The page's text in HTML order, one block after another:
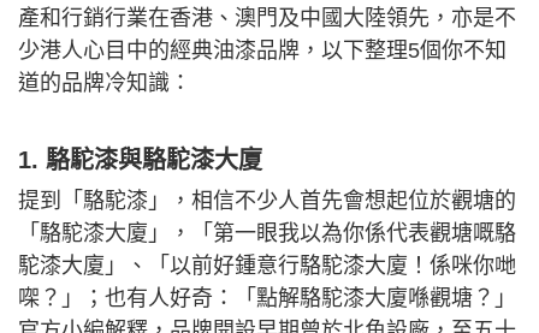
產和行銷行業在香港、澳門及中國大陸領先，亦是不
少港人心目中的經典油漆品牌，以下整理5個你不知
道的品牌冷知識：
1. 駱駝漆與駱駝漆大廈
提到「駱駝漆」，相信不少人首先會想起位於觀塘的
「駱駝漆大廈」，「第一眼我以為你係代表觀塘嘅駱
駝漆大廈」、「以前好鍾意行駱駝漆大廈！係咪你哋
㗎？」；也有人好奇：「點解駱駝漆大廈喺觀塘？」